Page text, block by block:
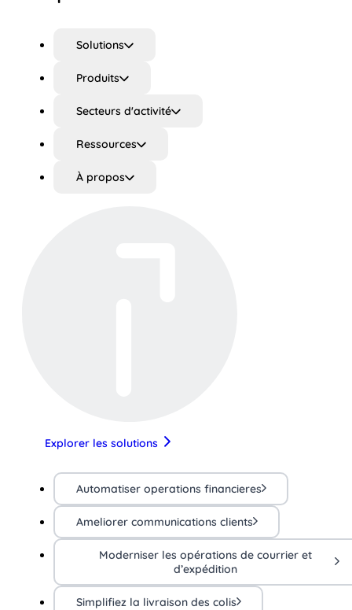
Solutions
Produits
Secteurs d'activité
Ressources
À propos
Explorer les solutions
Automatiser operations financieres
Ameliorer communications clients
Moderniser les opérations de courrier et
d’expédition
Simplifiez la livraison des colis